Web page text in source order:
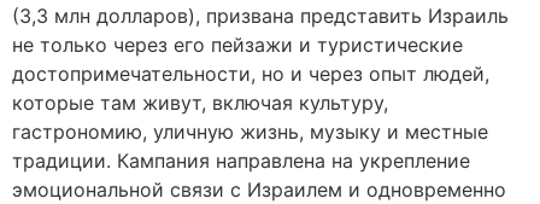
(3,3 млн долларов), призвана представить Израиль
не только через его пейзажи и туристические
достопримечательности, но и через опыт людей,
которые там живут, включая культуру,
гастрономию, уличную жизнь, музыку и местные
традиции. Кампания направлена на укрепление
эмоциональной связи с Израилем и одновременно